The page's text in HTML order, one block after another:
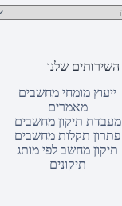
קטגוריות
השירותים שלנו
ייעוץ מומחי מחשבים
מאמרים
מעבדת תיקון מחשבים
פתרון תקלות מחשבים
תיקון מחשב לפי מותג
תיקונים